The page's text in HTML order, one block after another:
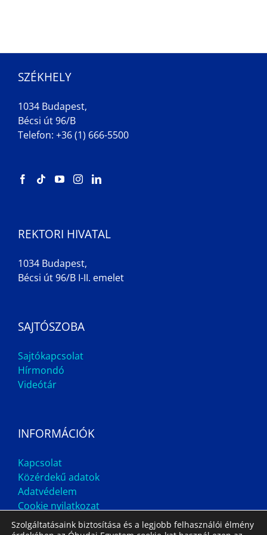
SZÉKHELY
1034 Budapest,
Bécsi út 96/B
Telefon: +36 (1) 666-5500
REKTORI HIVATAL
1034 Budapest,
Bécsi út 96/B I-II. emelet
SAJTÓSZOBA
Sajtókapcsolat
Hírmondó
Videótár
INFORMÁCIÓK
Kapcsolat
Közérdekű adatok
Adatvédelem
Cookie nyilatkozat
Szolgáltatásaink biztosítása és a legjobb felhasználói élmény